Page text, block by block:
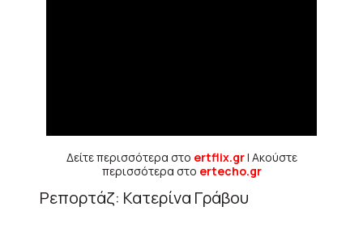
Δείτε περισσότερα στο ertflix.gr| Ακούστε
περισσότερα στο ertecho.gr
Ρεπορτάζ: Κατερίνα Γράβου